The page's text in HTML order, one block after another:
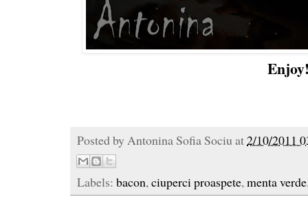
Posted by Antonina Sofia Sociu at2/10/2011
Labels: bacon,ciuperci proaspete,menta verde